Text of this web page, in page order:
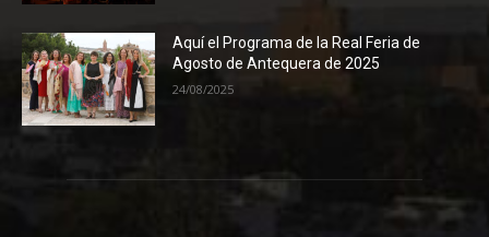
Aquí el Programa de la Real Feria de
Agosto de Antequera de 2025
24/08/2025